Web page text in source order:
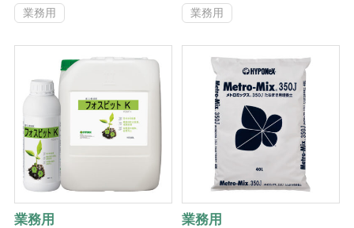
業務用 業務用
業務用
業務用